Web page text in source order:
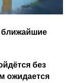
ближайшие
без
ожидается